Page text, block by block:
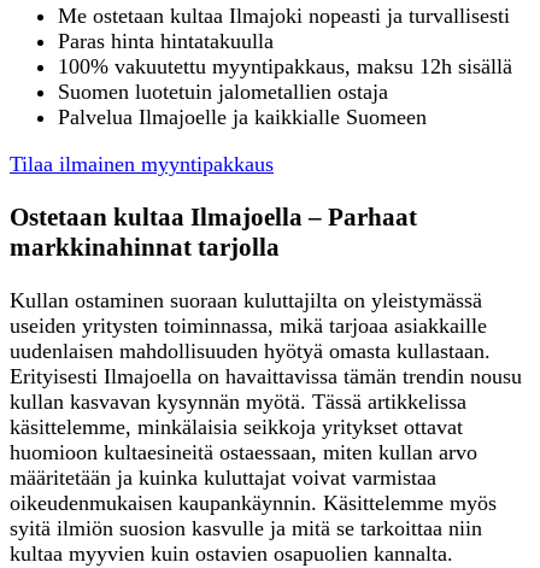
Me ostetaan kultaa Ilmajoki nopeasti ja turvallisesti
Paras hinta hintatakuulla
100% vakuutettu myyntipakkaus, maksu 12h sisällä
Suomen luotetuin jalometallien ostaja
Palvelua Ilmajoelle ja kaikkialle Suomeen
Tilaa ilmainen myyntipakkaus
Ostetaan kultaa Ilmajoella – Parhaat
markkinahinnat tarjolla
Kullan ostaminen suoraan kuluttajilta on yleistymässä
useiden yritysten toiminnassa, mikä tarjoaa asiakkaille
uudenlaisen mahdollisuuden hyötyä omasta kullastaan.
Erityisesti Ilmajoella on havaittavissa tämän trendin nousu
kullan kasvavan kysynnän myötä. Tässä artikkelissa
käsittelemme, minkälaisia seikkoja yritykset ottavat
huomioon kultaesineitä ostaessaan, miten kullan arvo
määritetään ja kuinka kuluttajat voivat varmistaa
oikeudenmukaisen kaupankäynnin. Käsittelemme myös
syitä ilmiön suosion kasvulle ja mitä se tarkoittaa niin
kultaa myyvien kuin ostavien osapuolien kannalta.